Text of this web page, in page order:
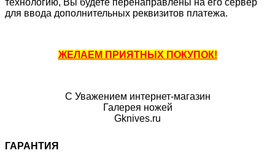
для ввода дополнительных реквизитов платежа.
ЖЕЛАЕМ ПРИЯТНЫХ ПОКУПОК!
С Уважением интернет-магазин
Галерея ножей
Gknives.ru
ГАРАНТИЯ